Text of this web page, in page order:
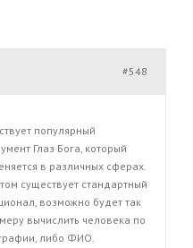
#548
популярный
Глаз Бога, который
в различных сферах.
существует стандартный
возможно будет так
вычислить человека по
либо ФИО.